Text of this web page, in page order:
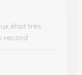
était très
record